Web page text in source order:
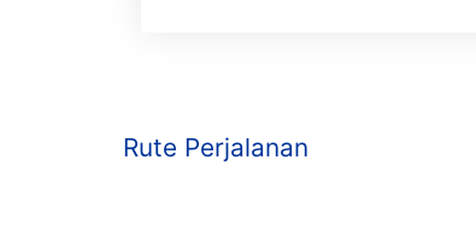
Rute Perjalanan